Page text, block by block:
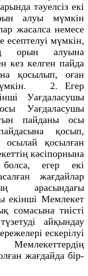
тәуелсіз екі
алуы мүмкін
жасалса немесе
есептелуі мүмкін,
орын алуына
кез келген пайда
қосылып, оған
мүмкін. 2. Егер
Уағдаласушы
Уағдаласушы
пайданы осы
қосып,
осылай қосылған
кәсіпорнына
егер екі
жағдайлар
арасындағы
екінші Мемлекет
сомасына тиісті
айқындау
ескерілуі
жағдайда бір-